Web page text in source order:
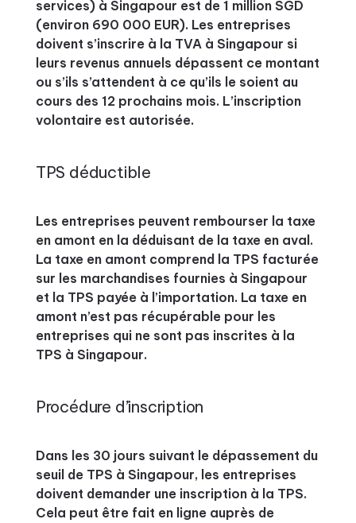
services) à Singapour est de 1 million SGD
(environ 690 000 EUR). Les entreprises
doivent s’inscrire à la TVA à Singapour si
leurs revenus annuels dépassent ce montant
ou s’ils s’attendent à ce qu’ils le soient au
cours des 12 prochains mois. L’inscription
volontaire est autorisée.
TPS déductible
Les entreprises peuvent rembourser la taxe
en amont en la déduisant de la taxe en aval.
La taxe en amont comprend la TPS facturée
sur les marchandises fournies à Singapour
et la TPS payée à l’importation. La taxe en
amont n’est pas récupérable pour les
entreprises qui ne sont pas inscrites à la
TPS à Singapour.
Procédure d’inscription
Dans les 30 jours suivant le dépassement du
seuil de TPS à Singapour, les entreprises
doivent demander une inscription à la TPS.
Cela peut être fait en ligne auprès de